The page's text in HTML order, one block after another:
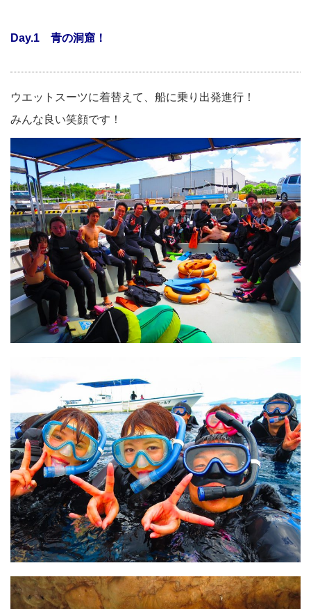
Day.1 青の洞窟！
ウエットスーツに着替えて、船に乗り出発進行！
みんな良い笑顔です！